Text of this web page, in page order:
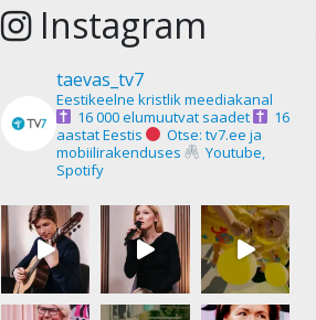
Instagram
taevas_tv7
Eestikeelne kristlik meediakanal
16 000 elumuutvat saadet
16
aastat Eestis
Otse: tv7.ee ja
mobiilirakenduses
Youtube,
Spotify